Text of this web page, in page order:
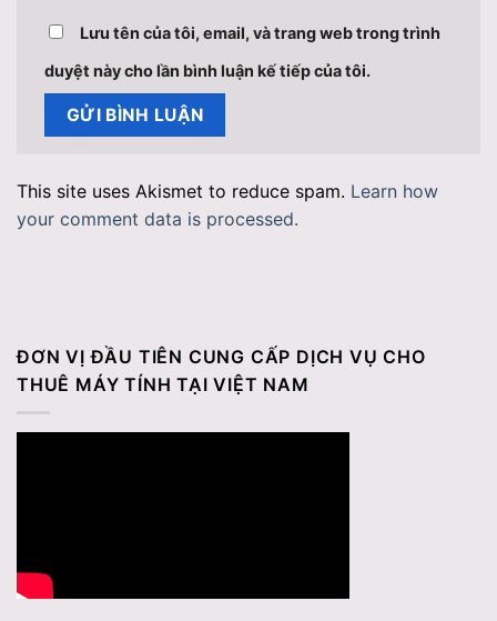
ĐƠN VỊ ĐẦU TIÊN CUNG CẤP DỊCH VỤ CHO
THUÊ MÁY TÍNH TẠI VIỆT NAM
Lưu tên của tôi, email, và trang web trong trình
duyệt này cho lần bình luận kế tiếp của tôi.
This site uses Akismet to reduce spam. Learn how
your comment data is processed.